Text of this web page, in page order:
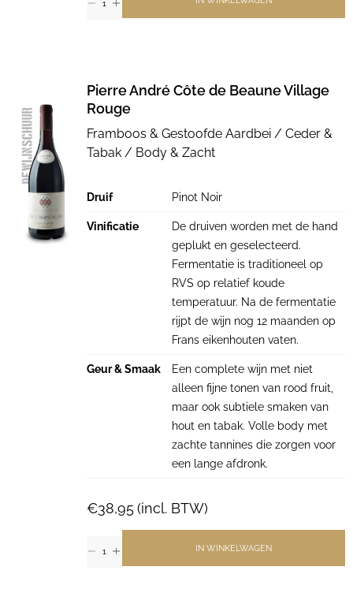
Pierre André Côte de Beaune Village
Rouge
Framboos & Gestoofde Aardbei / Ceder &
Tabak / Body & Zacht
Druif Pinot Noir
Vinificatie
De druiven worden met de hand
geplukt en geselecteerd.
Fermentatie is traditioneel op
RVS op relatief koude
temperatuur. Na de fermentatie
rijpt de wijn nog 12 maanden op
Frans eikenhouten vaten.
Geur & Smaak
Een complete wijn met niet
alleen fijne tonen van rood fruit,
maar ook subtiele smaken van
hout en tabak. Volle body met
zachte tannines die zorgen voor
een lange afdronk.
€38,95(incl. BTW)
IN WINKELWAGEN